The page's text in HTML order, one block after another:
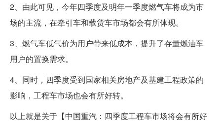
2、由此可见，今年四季度及明年一季度燃气车将成为市
场的主流，在牵引车和载货车市场都会有所体现。
3、燃气车低气价为用户带来低成本，提升了存量燃油车
用户的置换需求。
4、同时，四季度受到国家相关房地产及基建工程政策的
影响，工程车市场也会有所好转。
以上就是关于【中国重汽：四季度工程车市场将会有所好